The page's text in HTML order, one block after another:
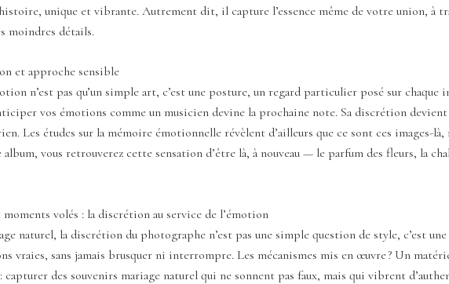
unique et vibrante. Autrement dit, il capture l’essence même de votre union, à
moindres détails.
et approche sensible
n’est pas qu’un simple art, c’est une posture, un regard particulier posé sur
vos émotions comme un musicien devine la prochaine note. Sa discrétion
Les études sur la mémoire émotionnelle révèlent d’ailleurs que ce sont ces
album, vous retrouverez cette sensation d’être là, à nouveau — le parfum des fleurs, la
volés : la discrétion au service de l’émotion
naturel, la discrétion du photographe n’est pas une simple question de style, c’est
vraies, sans jamais brusquer ni interrompre. Les mécanismes mis en œuvre ? Un
des souvenirs mariage naturel qui ne sonnent pas faux, mais qui vibrent